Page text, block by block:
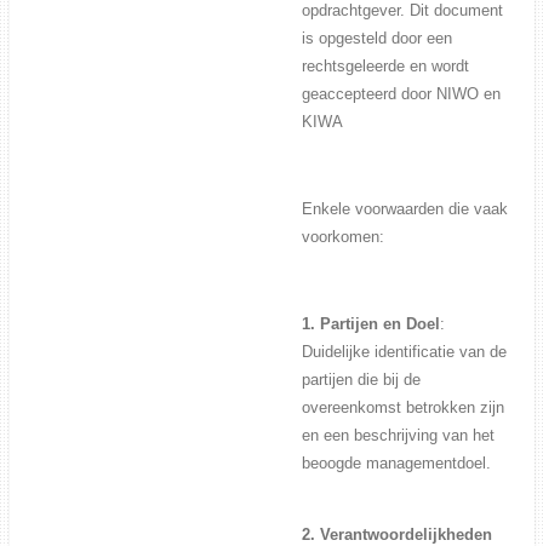
opdrachtgever. Dit document
is opgesteld door een
rechtsgeleerde en wordt
geaccepteerd door NIWO en
KIWA
Enkele voorwaarden die vaak
voorkomen:
1. Partijen en Doel :
Duidelijke identificatie van de
partijen die bij de
overeenkomst betrokken zijn
en een beschrijving van het
beoogde managementdoel.
2. Verantwoordelijkheden